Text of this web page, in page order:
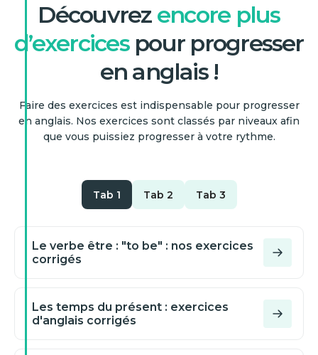
Découvrez encore plus
d’exercicespour progresser
en anglais !
Faire des exercices est indispensable pour progresser
en anglais. Nos exercices sont classés par niveaux afin
que vous puissiez progresser à votre rythme.
Tab 1 Tab 2 Tab 3
Le verbe être : "to be" : nos exercices
corrigés
Les temps du présent : exercices
d'anglais corrigés